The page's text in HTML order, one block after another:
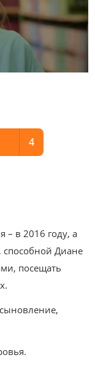
4
– в 2016 году, а
способной Диане
посещать